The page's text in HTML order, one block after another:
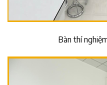
Bàn thí